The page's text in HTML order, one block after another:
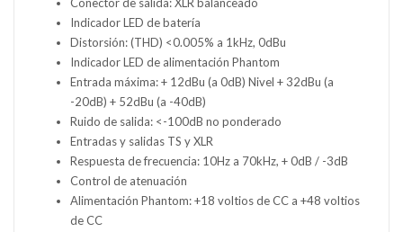
Indicador LED de batería
Distorsión: (THD) <0.005% a 1kHz, 0dBu
Indicador LED de alimentación Phantom
Entrada máxima: + 12dBu (a 0dB) Nivel + 32dBu (a
-20dB) + 52dBu (a -40dB)
Ruido de salida: <-100dB no ponderado
Entradas y salidas TS y XLR
Respuesta de frecuencia: 10Hz a 70kHz, + 0dB / -3dB
Control de atenuación
Alimentación Phantom: +18 voltios de CC a +48 voltios
de CC